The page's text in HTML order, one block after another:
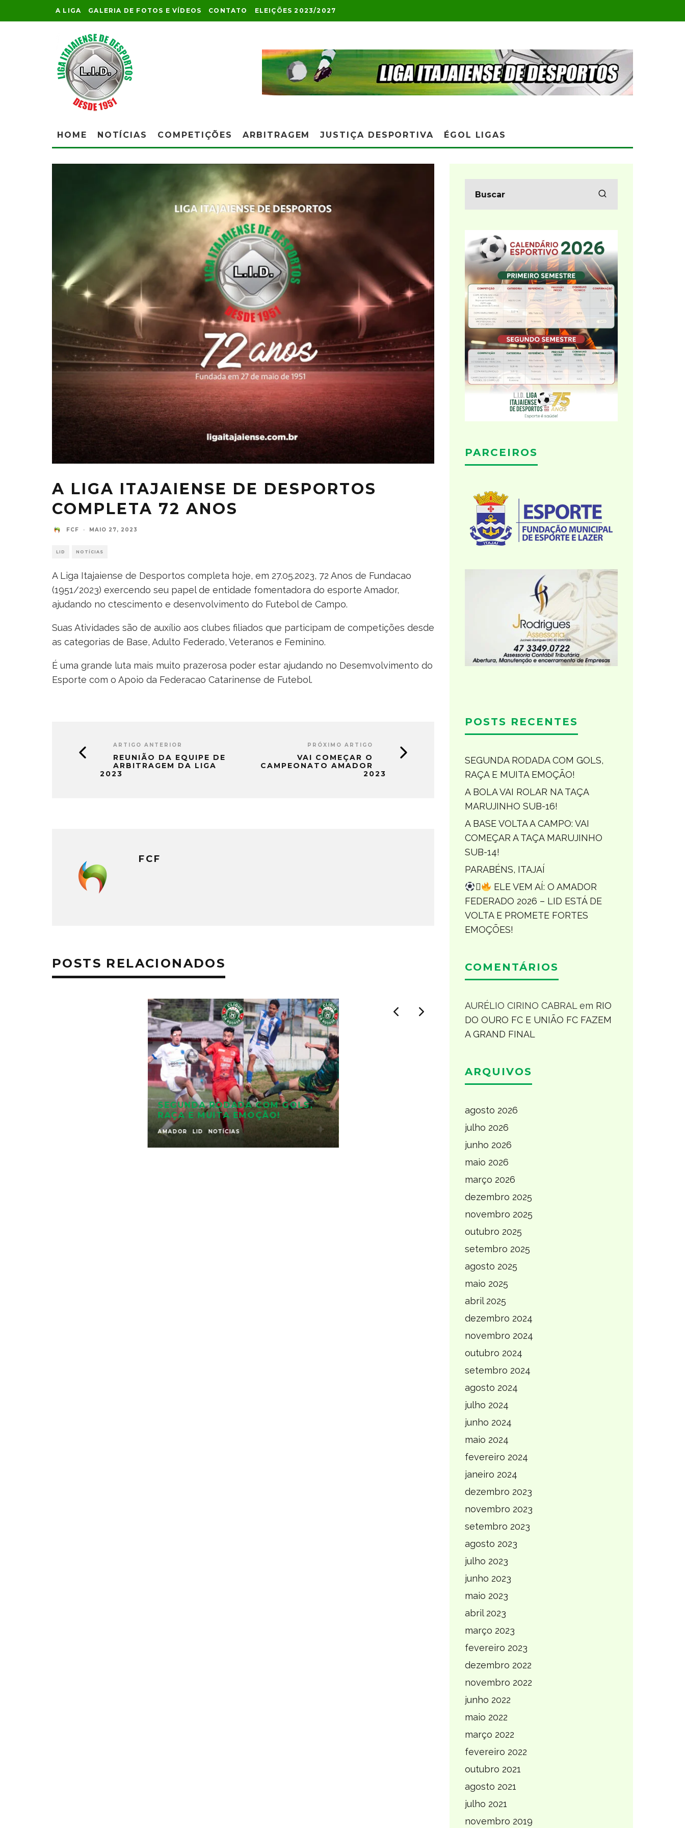
A LIGA GALERIA DE FOTOS E VÍDEOS CONTATO ELEIÇÕES 2023/2027
HOME NOTÍCIAS COMPETIÇÕES ARBITRAGEM JUSTIÇA DESPORTIVA ÉGOL LIGAS
A LIGA ITAJAIENSE DE DESPORTOS
COMPLETA 72 ANOS
FCF · MAIO 27, 2023
LID NOTÍCIAS
A Liga Itajaiense de Desportos completa hoje, em 27.05.2023, 72 Anos de Fundacao
(1951/2023) exercendo seu papel de entidade fomentadora do esporte Amador,
ajudando no ctescimento e desenvolvimento do Futebol de Campo.
Suas Atividades são de auxílio aos clubes filiados que participam de competições desde
as categorias de Base, Adulto Federado, Veteranos e Feminino.
É uma grande luta mais muito prazerosa poder estar ajudando no Desemvolvimento do
Esporte com o Apoio da Federacao Catarinense de Futebol.
ARTIGO ANTERIOR
REUNIÃO DA EQUIPE DE
ARBITRAGEM DA LIGA
2023
PRÓXIMO ARTIGO
VAI COMEÇAR O
CAMPEONATO AMADOR
2023
FCF
POSTS RELACIONADOS
SEGUNDA RODADA COM GOLS,
RAÇA E MUITA EMOÇÃO!
AMADOR LID NOTÍCIAS
PARCEIROS
POSTS RECENTES
SEGUNDA RODADA COM GOLS,
RAÇA E MUITA EMOÇÃO!
A BOLA VAI ROLAR NA TAÇA
MARUJINHO SUB-16!
A BASE VOLTA A CAMPO: VAI
COMEÇAR A TAÇA MARUJINHO
SUB-14!
PARABÉNS, ITAJAÍ

ELE VEM AÍ: O AMADOR
FEDERADO 2026 – LID ESTÁ DE
VOLTA E PROMETE FORTES
EMOÇÕES!
COMENTÁRIOS
AURÉLIO CIRINO CABRAL em RIO
DO OURO FC E UNIÃO FC FAZEM
A GRAND FINAL
ARQUIVOS
agosto 2026
julho 2026
junho 2026
maio 2026
março 2026
dezembro 2025
novembro 2025
outubro 2025
setembro 2025
agosto 2025
maio 2025
abril 2025
dezembro 2024
novembro 2024
outubro 2024
setembro 2024
agosto 2024
julho 2024
junho 2024
maio 2024
fevereiro 2024
janeiro 2024
dezembro 2023
novembro 2023
setembro 2023
agosto 2023
julho 2023
junho 2023
maio 2023
abril 2023
março 2023
fevereiro 2023
dezembro 2022
novembro 2022
junho 2022
maio 2022
março 2022
fevereiro 2022
outubro 2021
agosto 2021
julho 2021
novembro 2019